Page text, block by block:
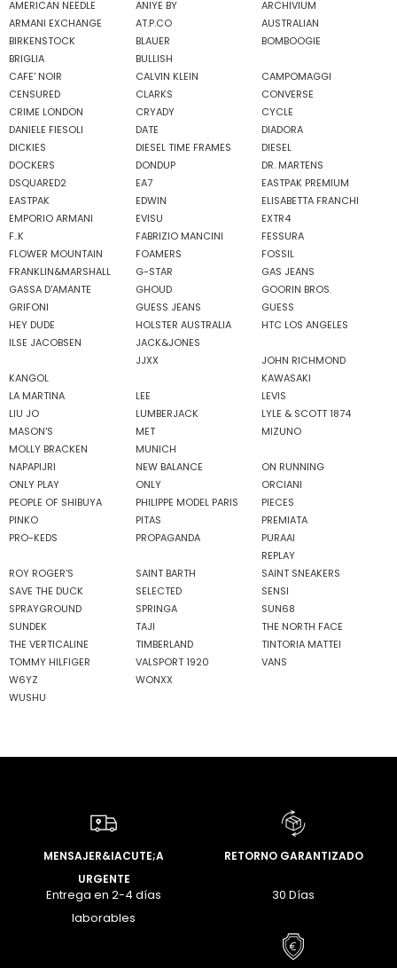
AMERICAN NEEDLE
ANIYE BY
ARCHIVIUM
ARMANI EXCHANGE
AT.P.CO
AUSTRALIAN
BIRKENSTOCK
BLAUER
BOMBOOGIE
BRIGLIA
BULLISH
CAFE' NOIR
CALVIN KLEIN
CAMPOMAGGI
CENSURED
CLARKS
CONVERSE
CRIME LONDON
CRYADY
CYCLE
DANIELE FIESOLI
DATE
DIADORA
DICKIES
DIESEL TIME FRAMES
DIESEL
DOCKERS
DONDUP
DR. MARTENS
DSQUARED2
EA7
EASTPAK PREMIUM
EASTPAK
EDWIN
ELISABETTA FRANCHI
EMPORIO ARMANI
EVISU
EXTR4
F..K
FABRIZIO MANCINI
FESSURA
FLOWER MOUNTAIN
FOAMERS
FOSSIL
FRANKLIN&MARSHALL
G-STAR
GAS JEANS
GASSA D'AMANTE
GHOUD
GOORIN BROS.
GRIFONI
GUESS JEANS
GUESS
HEY DUDE
HOLSTER AUSTRALIA
HTC LOS ANGELES
ILSE JACOBSEN
JACK&JONES
JJXX
JOHN RICHMOND
KANGOL
KAWASAKI
LA MARTINA
LEE
LEVIS
LIU JO
LUMBERJACK
LYLE & SCOTT 1874
MASON'S
MET
MIZUNO
MOLLY BRACKEN
MUNICH
NAPAPIJRI
NEW BALANCE
ON RUNNING
ONLY PLAY
ONLY
ORCIANI
PEOPLE OF SHIBUYA
PHILIPPE MODEL PARIS
PIECES
PINKO
PITAS
PREMIATA
PRO-KEDS
PROPAGANDA
PURAAI
REPLAY
ROY ROGER'S
SAINT BARTH
SAINT SNEAKERS
SAVE THE DUCK
SELECTED
SENSI
SPRAYGROUND
SPRINGA
SUN68
SUNDEK
TAJI
THE NORTH FACE
THE VERTICALINE
TIMBERLAND
TINTORIA MATTEI
TOMMY HILFIGER
VALSPORT 1920
VANS
W6YZ
WONXX
WUSHU
MENSAJER&IACUTE;A
URGENTE
Entrega en 2-4 días
laborables
RETORNO GARANTIZADO
30 Días